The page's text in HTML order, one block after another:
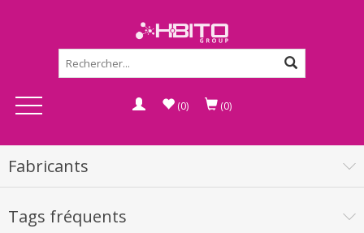
(0) (0)
Fabricants
Tags fréquents